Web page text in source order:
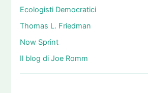
Ecologisti Democratici
Thomas L. Friedman
Now Sprint
Il blog di Joe Romm